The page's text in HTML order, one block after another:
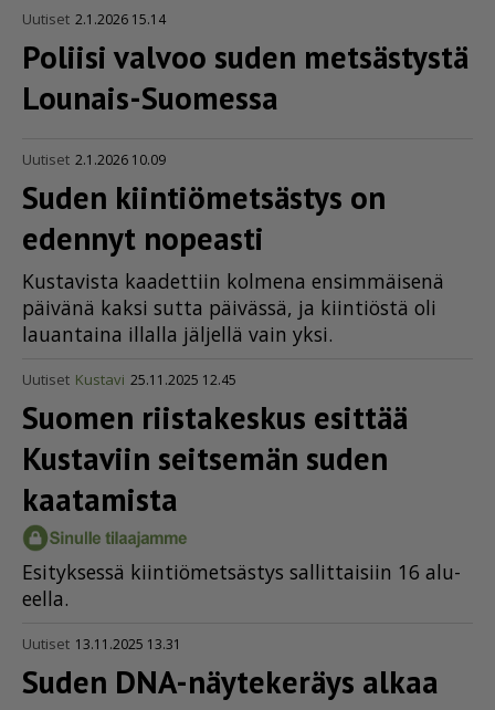
Uutiset 2.1.2026 15.14
Poliisi valvoo suden metsästystä
Lounais-Suomessa
Uutiset 2.1.2026 10.09
Suden kiinti­ö­met­sästys on
edennyt nopeasti
Kus­ta­vis­ta kaa­det­tiin kol­me­na en­sim­mäi­se­nä
päi­vä­nä kak­si sut­ta päi­väs­sä, ja kiin­ti­ös­tä oli
lau­an­tai­na il­lal­la jäl­jel­lä vain yk­si.
Uutiset Kustavi 25.11.2025 12.45
Suomen riistakeskus esittää
Kustaviin seitsemän suden
kaatamista
Esi­tyk­ses­sä kiin­ti­ö­met­säs­tys sal­lit­tai­siin 16 alu­
eel­la.
Uutiset 13.11.2025 13.31
Suden DNA-näytekeräys alkaa